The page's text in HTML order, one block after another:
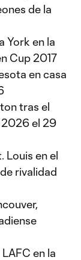
de la
York en la
Cup 2017
en casa
tras el
2026 el 29
Louis en el
rivalidad
en la